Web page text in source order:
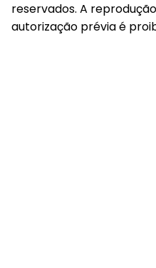
reservados. A
autorização prévia é